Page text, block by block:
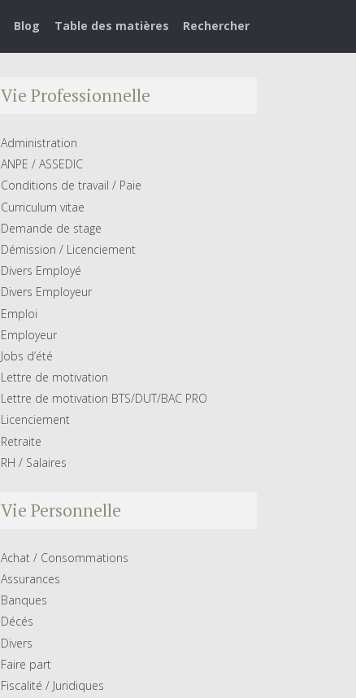
Blog Table des matières Rechercher
Vie Professionnelle
Administration
ANPE / ASSEDIC
Conditions de travail / Paie
Curriculum vitae
Demande de stage
Démission / Licenciement
Divers Employé
Divers Employeur
Emploi
Employeur
Jobs d’été
Lettre de motivation
Lettre de motivation BTS/DUT/BAC PRO
Licenciement
Retraite
RH / Salaires
Vie Personnelle
Achat / Consommations
Assurances
Banques
Décés
Divers
Faire part
Fiscalité / Juridiques